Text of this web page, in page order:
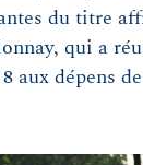
du titre
qui a
aux dépens